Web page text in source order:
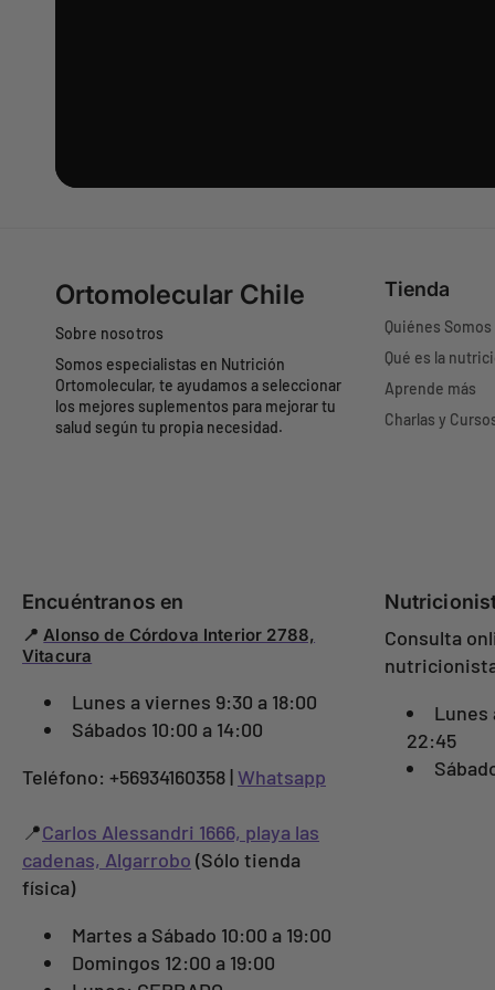
Ortomolecular Chile
Sobre nosotros
Somos especialistas en Nutrición
Ortomolecular, te ayudamos a seleccionar
los mejores suplementos para mejorar tu
salud según tu propia necesidad.
Tienda
Quiénes Somos
Qué es la
Aprende más
Charlas y
Encuéntranos en
📍Alonso de Córdova Interior 2788,
Vitacura
Lunes a viernes 9:30 a 18:00
Sábados 10:00 a 14:00
Teléfono: +56934160358 |Whatsapp
📍Carlos Alessandri 1666, playa las
cadenas, Algarrobo (Sólo tienda
física)
Martes a Sábado 10:00 a 19:00
Domingos 12:00 a 19:00
Consulta
Lunes
22:45